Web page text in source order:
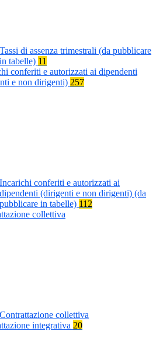
Tassi di assenza trimestrali (da pubblicare
in tabelle) 11
conferiti e autorizzati ai dipendenti
e non dirigenti) 257
Incarichi conferiti e autorizzati ai
dipendenti (dirigenti e non dirigenti) (da
pubblicare in tabelle) 112
collettiva
Contrattazione collettiva
integrativa 20